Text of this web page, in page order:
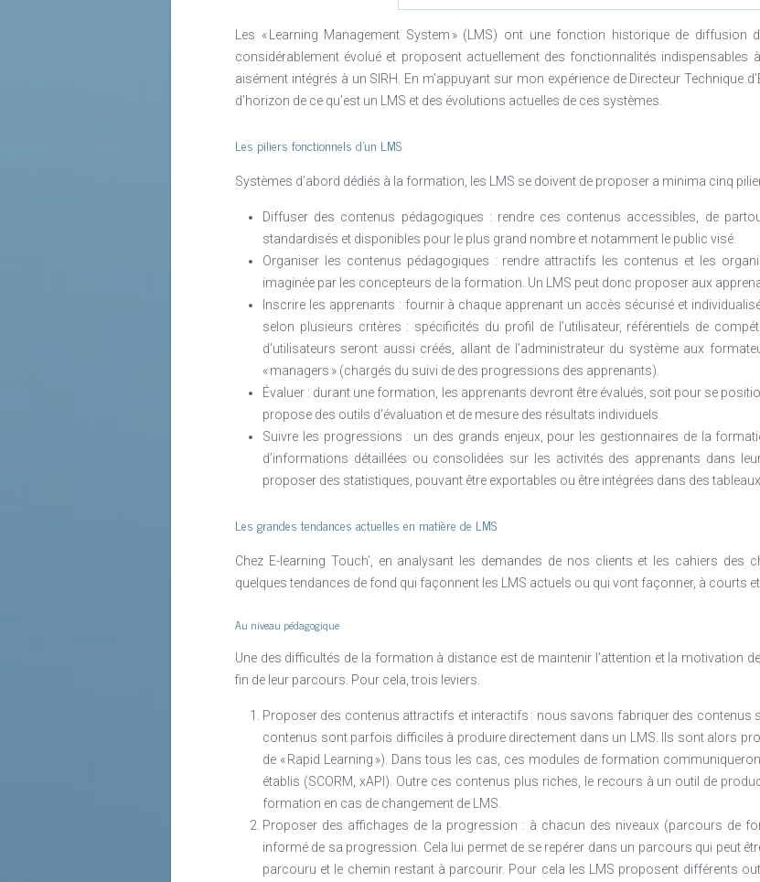
accompagne 1 entreprise sur 4. Nous sommes un acteur de 1er rang de l’assurance de
Dans sa configuration actuelle, le groupe est le fruit de différents rapprochements opérés au
vivons une phase de transformation importante de tous nos métiers du fait de la révolution
de taux durablement bas, voire négatifs et de l’arrivée de nouveaux concurrents.
je suis en charge du développement professionnel.
Lire la suite
Les « Learning Management System » (LMS) ont une fonction historique de
considérablement évolué et proposent actuellement des fonctionnalités indispensables
aisément intégrés à un SIRH. En m’appuyant sur mon expérience de Directeur Technique
d’horizon de ce qu’est un LMS et des évolutions actuelles de ces systèmes.
Les piliers fonctionnels d’un LMS
Systèmes d’abord dédiés à la formation, les LMS se doivent de proposer a minima cinq
Diffuser des contenus pédagogiques : rendre ces contenus accessibles, de
standardisés et disponibles pour le plus grand nombre et notamment le public visé.
Organiser les contenus pédagogiques : rendre attractifs les contenus et les
imaginée par les concepteurs de la formation. Un LMS peut donc proposer aux
Inscrire les apprenants : fournir à chaque apprenant un accès sécurisé et
selon plusieurs critères : spécificités du profil de l’utilisateur, référentiels de
d’utilisateurs seront aussi créés, allant de l’administrateur du système aux
« managers » (chargés du suivi de des progressions des apprenants).
Évaluer : durant une formation, les apprenants devront être évalués, soit pour se
propose des outils d’évaluation et de mesure des résultats individuels.
Suivre les progressions : un des grands enjeux, pour les gestionnaires de la
d’informations détaillées ou consolidées sur les activités des apprenants dans
proposer des statistiques, pouvant être exportables ou être intégrées dans des tableaux
Les grandes tendances actuelles en matière de LMS
Chez E-learning Touch’, en analysant les demandes de nos clients et les cahiers des
quelques tendances de fond qui façonnent les LMS actuels ou qui vont façonner, à courts
Au niveau pédagogique
Une des difficultés de la formation à distance est de maintenir l’attention et la motivation
fin de leur parcours. Pour cela, trois leviers.
Proposer des contenus attractifs et interactifs : nous savons fabriquer des contenus
contenus sont parfois difficiles à produire directement dans un LMS. Ils sont alors
de « Rapid Learning »). Dans tous les cas, ces modules de formation
établis (SCORM, xAPI). Outre ces contenus plus riches, le recours à un outil de
formation en cas de changement de LMS.
Proposer des affichages de la progression : à chacun des niveaux (parcours de
informé de sa progression. Cela lui permet de se repérer dans un parcours qui peut
parcouru et le chemin restant à parcourir. Pour cela les LMS proposent différents